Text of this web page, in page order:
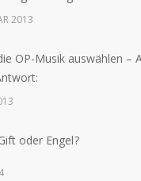
2013
OP-Musik auswählen –
oder Engel ?